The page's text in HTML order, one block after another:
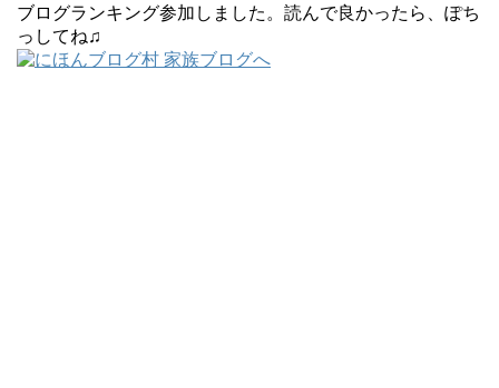
ブログランキング参加しました。読んで良かったら、ぽち
っしてね♫